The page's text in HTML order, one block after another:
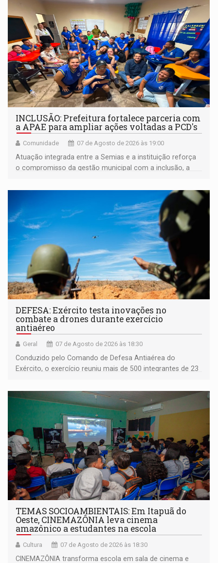
INCLUSÃO: Prefeitura fortalece parceria com
a APAE para ampliar ações voltadas a PCD's
Comunidade 07 de Agosto de 2026 às 19:00
Atuação integrada entre a Semias e a instituição reforça
o compromisso da gestão municipal com a inclusão, a
DEFESA: Exército testa inovações no
combate a drones durante exercício
antiaéreo
Geral 07 de Agosto de 2026 às 18:30
Conduzido pelo Comando de Defesa Antiaérea do
Exército, o exercício reuniu mais de 500 integrantes de 23
TEMAS SOCIOAMBIENTAIS: Em Itapuã do
Oeste, CINEMAZÔNIA leva cinema
amazônico a estudantes na escola
Cultura 07 de Agosto de 2026 às 18:30
CINEMAZÔNIA transforma escola em sala de cinema e